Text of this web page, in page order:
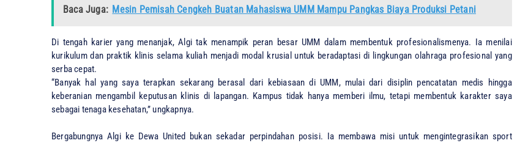
Baca Juga: Mesin Pemisah Cengkeh Buatan Mahasiswa UMM Mampu Pangkas Biaya Produksi Petani
Di tengah karier yang menanjak, Algi tak menampik peran besar UMM dalam membentuk profesionalismenya. Ia menilai
kurikulum dan praktik klinis selama kuliah menjadi modal krusial untuk beradaptasi di lingkungan olahraga profesional yang
serba cepat.
​“Banyak hal yang saya terapkan sekarang berasal dari kebiasaan di UMM, mulai dari disiplin pencatatan medis hingga
keberanian mengambil keputusan klinis di lapangan. Kampus tidak hanya memberi ilmu, tetapi membentuk karakter saya
sebagai tenaga kesehatan,” ungkapnya.
Bergabungnya Algi ke Dewa United bukan sekadar perpindahan posisi. Ia membawa misi untuk mengintegrasikan sport